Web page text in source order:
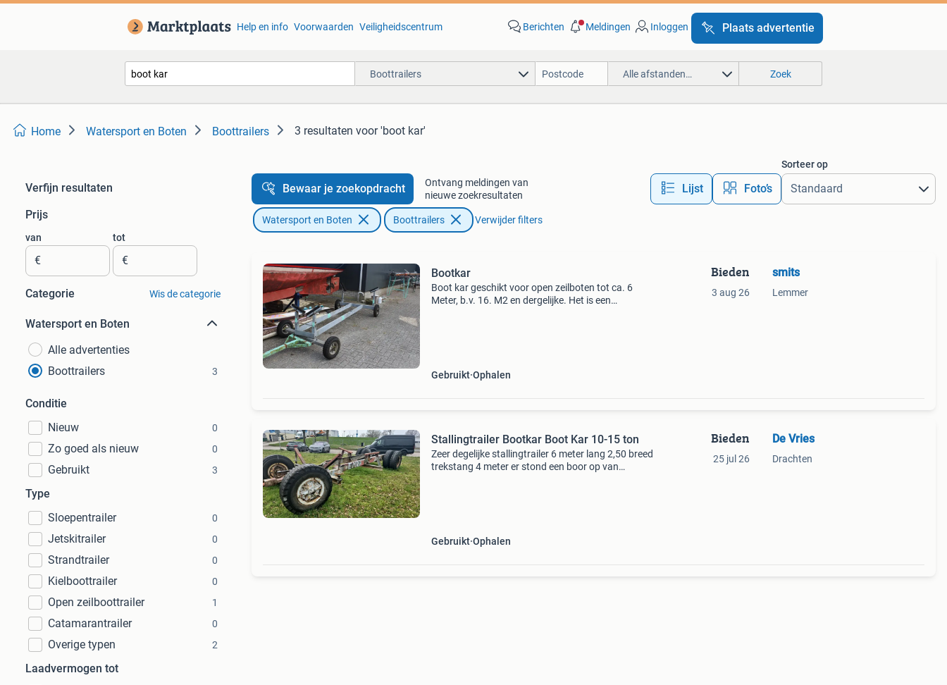
Help en info Voorwaarden Veiligheidscentrum Berichten Meldingen Inloggen Plaats advertentie
Boottrailers Alle afstanden… Zoek
Home Watersport en Boten Boottrailers 3 resultaten voor 'boot kar'
Verfijn resultaten
Prijs
van
€
tot
€
Categorie Wis de categorie
Watersport en Boten
Alle advertenties
Boottrailers
3
Conditie
Nieuw
0
Zo goed als nieuw 0
Gebruikt 3
Type
Sloepentrailer
0
Jetskitrailer 0
Strandtrailer 0
Kielboottrailer 0
Open zeilboottrailer 1
Catamarantrailer 0
Overige typen 2
Laadvermogen tot
Bewaar je zoekopdracht
Ontvang meldingen van
nieuwe zoekresultaten
Lijst Foto’s
Sorteer op
Watersport en Boten Boottrailers Verwijder filters
Bootkar
Boot kar geschikt voor open zeilboten tot ca. 6
Meter, b.v. 16. M2 en dergelijke. Het is een
Gebruikt Ophalen
Bieden
3 aug 26
smits
Lemmer
Stallingtrailer Bootkar Boot Kar 10-15 ton
Zeer degelijke stallingtrailer 6 meter lang 2,50 breed
trekstang 4 meter er stond een boor op van
Gebruikt Ophalen
Bieden
25 jul 26
De Vries
Drachten